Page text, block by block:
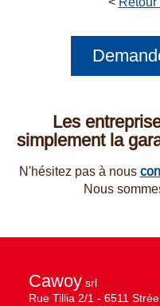
Les
simplement la
N'hésitez pas à nous
Nous
Cawoy srl
Rue Tillia 2/1 - 6511 Strée